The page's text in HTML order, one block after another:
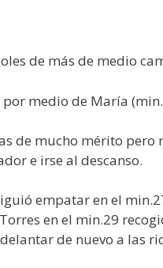
de más de medio
medio de María
de mucho mérito pero
e irse al descanso.
empatar en el
en el min.29
de nuevo a las